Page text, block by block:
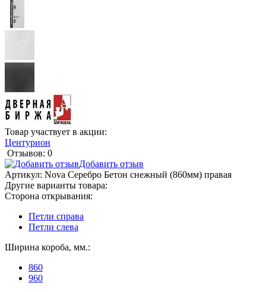
Товар участвует в акции:
Центурион
Отзывов: 0
Добавить отзыв
Артикул: Nova Серебро Бетон снежный (860мм) правая
Другие варианты товара:
Сторона открывания:
Петли справа
Петли слева
Ширина короба, мм.:
860
960